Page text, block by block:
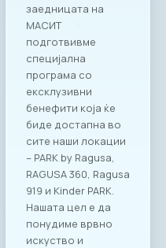
заедницата на
МАСИТ
подготвивме
специјална
програма со
ексклузивни
бенефити која ќе
биде достапна во
сите наши локации
– PARK by Ragusa,
RAGUSA 360, Ragusa
919 и Kinder PARK.
Нашата цел е да
понудиме врвно
искуство и